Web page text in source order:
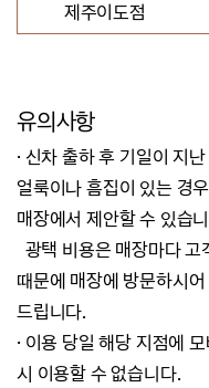
제주이도점
유의사항
· 신차 출하 후 기일이 지
얼룩이나 흠집이 있는 경우
매장에서 제안할 수 있습
광택 비용은 매장마다 고
때문에 매장에 방문하시
드립니다.
· 이용 당일 해당 지점에
시 이용할 수 없습니다.